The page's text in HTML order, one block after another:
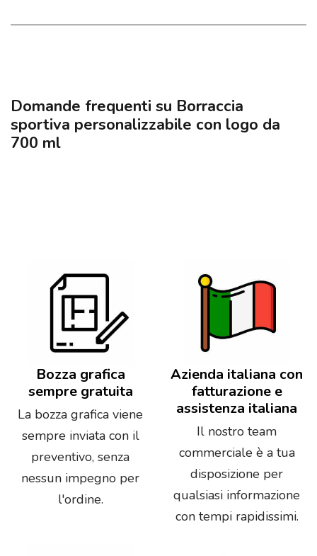
Domande frequenti su Borraccia
sportiva personalizzabile con logo da
700 ml
Bozza grafica
sempre gratuita
La bozza grafica viene
sempre inviata con il
preventivo, senza
nessun impegno per
l'ordine.
Azienda italiana con
fatturazione e
assistenza italiana
Il nostro team
commerciale è a tua
disposizione per
qualsiasi informazione
con tempi rapidissimi.